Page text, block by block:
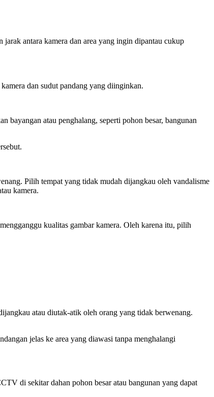
antara kamera dan area yang ingin dipantau cukup
dan sudut pandang yang diinginkan.
bayangan atau penghalang, seperti pohon besar, bangunan
Pilih tempat yang tidak mudah dijangkau oleh vandalisme
kamera.
kualitas gambar kamera. Oleh karena itu, pilih
atau diutak-atik oleh orang yang tidak berwenang.
jelas ke area yang diawasi tanpa menghalangi
di sekitar dahan pohon besar atau bangunan yang dapat